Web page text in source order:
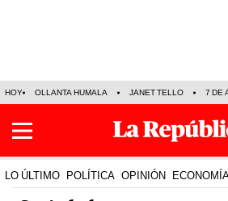
HOY OLLANTA HUMALA JANET TELLO 7 DE
LO ÚLTIMO POLÍTICA OPINIÓN